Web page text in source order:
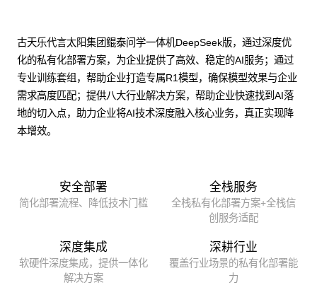
古天乐代言太阳集团鲲泰问学一体机DeepSeek版，通过深度优
化的私有化部署方案，为企业提供了高效、稳定的AI服务；通过
专业训练套组，帮助企业打造专属R1模型，确保模型效果与企业
需求高度匹配；提供八大行业解决方案，帮助企业快速找到AI落
地的切入点，助力企业将AI技术深度融入核心业务，真正实现降
本增效。
安全部署
简化部署流程、降低技术门槛
全栈服务
全栈私有化部署方案+全栈信
创服务适配
深度集成
软硬件深度集成，提供一体化
解决方案
深耕行业
覆盖行业场景的私有化部署能
力